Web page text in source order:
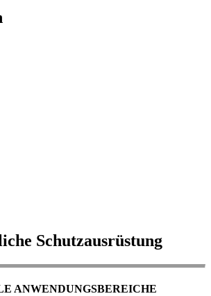
Schutzausrüstung
ANWENDUNGSBEREICHE